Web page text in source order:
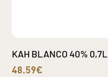
KAH BLANCO 40% 0,7L
48.59€